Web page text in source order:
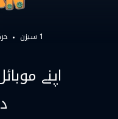
1 سیزن
اپنے